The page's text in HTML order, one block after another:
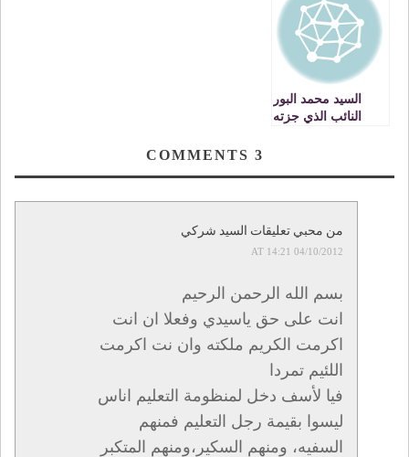
السيد محمد البور
النائب الذي جزته
3
من محبي تعليقات السيد شركي
04/10/2012 AT 14:21
بسم الله الرحمن الرحيم
انت على حق ياسيدي وفعلا ان انت
اكرمت الكريم ملكته وان نت اكرمت
اللئيم تمردا
فيا لأسف دخل لمنظومة التعليم اناس
ليسوا بقيمة رجل التعليم فمنهم
السفيه، ومنهم السكير،ومنهم المتكبر